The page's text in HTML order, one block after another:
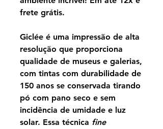
frete grátis.
Giclée é uma impressão de alta
resolução que proporciona
qualidade de museus e galerias,
com tintas com durabilidade de
150 anos se conservada tirando
pó com pano seco e sem
incidência de umidade e luz
solar. Essa técnica fine